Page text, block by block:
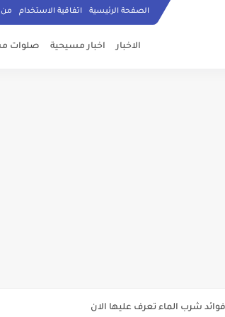
الصفحة الرئيسية اتفاقية الاستخدام من
الاخبار اخبار مسيحية صلوات
شخص من الفصائل المسلحة يهدد المسيحيين في